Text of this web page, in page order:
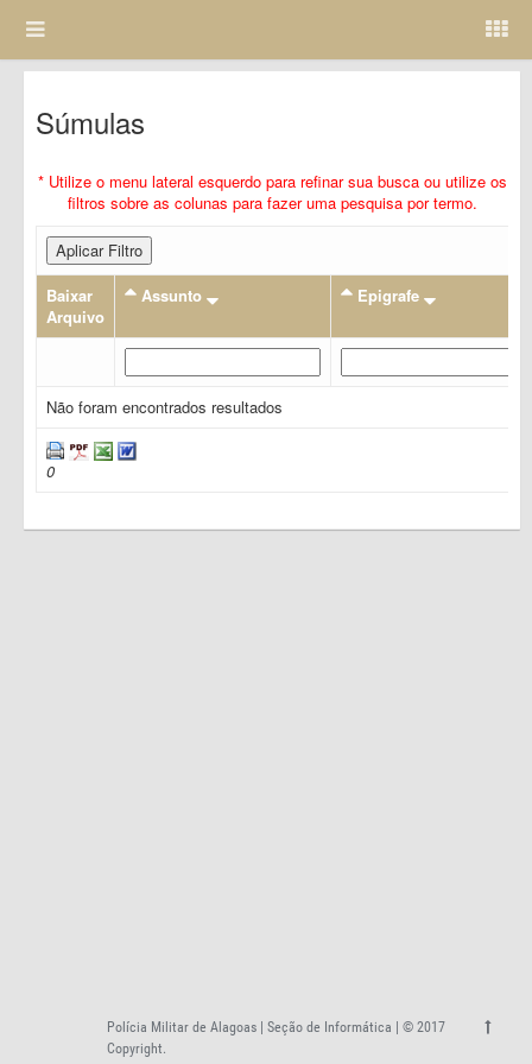
Súmulas
* Utilize o menu lateral esquerdo para refinar sua busca ou utilize os
filtros sobre as colunas para fazer uma pesquisa por termo.
Aplicar Filtro
Baixar
Arquivo
Assunto Epigrafe
Não foram encontrados resultados
0
Polícia Militar de Alagoas | Seção de Informática | © 2017
Copyright.